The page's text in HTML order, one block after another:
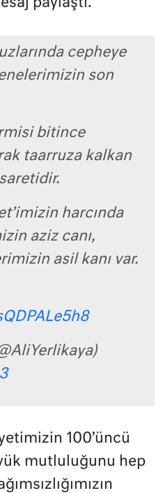
paylaştı.
cepheye
son
bitince
taarruza kalkan
harcında
aziz canı,
asil kanı var.
100’üncü
mutluluğunu hep